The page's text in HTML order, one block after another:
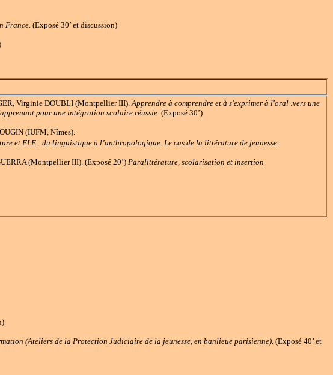
France . (Exposé 30’ et discussion)
Virginie DOUBLI (Montpellier III). Apprendre à comprendre et à s'exprimer à l'oral :vers une
pour une intégration scolaire réussie. (Exposé 30’)
(IUFM, Nîmes).
et FLE : du linguistique à l’anthropologique. Le cas de la littérature de jeunesse.
(Montpellier III). (Exposé 20’) Paralittérature, scolarisation et insertion
(Ateliers de la Protection Judiciaire de la jeunesse, en banlieue parisienne). (Exposé 40’ et